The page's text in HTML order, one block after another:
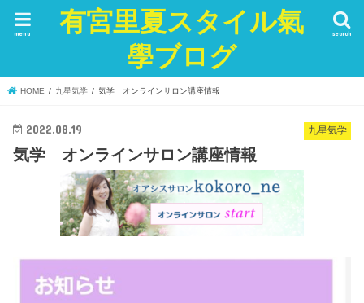
有宮里夏スタイル氣
學ブログ
search
menu
HOME 九星気学 気学 オンラインサロン講座情報
九星気学
2022.08.19
気学 オンラインサロン講座情報